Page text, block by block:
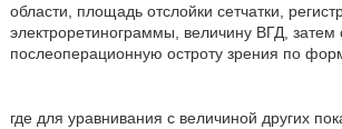
области, площадь отслойки сетчатки,
электроретинограммы, величину ВГД,
послеоперационную остроту зрения по
где для уравнивания с величиной других